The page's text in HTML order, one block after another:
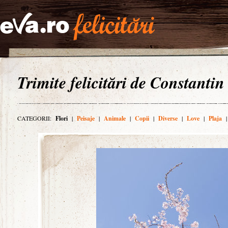
Trimite felicitări de
CATEGORII: Flori | Peisaje | Animale | Copii | Diverse | Love | Plaja |